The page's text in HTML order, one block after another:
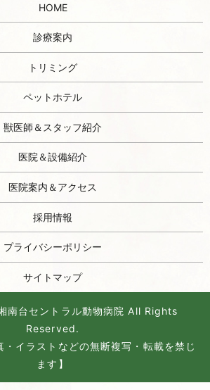
HOME
診療案内
トリミング
ペットホテル
獣医師＆スタッフ紹介
医院＆設備紹介
医院案内＆アクセス
採用情報
プライバシーポリシー
サイトマップ
台セントラル動物病院 All Rights
Reserved.
・イラストなどの無断複写・転載を禁じ
ます】